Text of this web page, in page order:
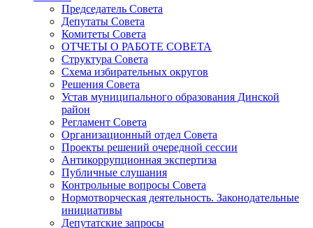
Председатель Совета
Депутаты Совета
Комитеты Совета
ОТЧЕТЫ О РАБОТЕ СОВЕТА
Структура Совета
Схема избирательных округов
Решения Совета
Устав муниципального образования Динской
район
Регламент Совета
Организационный отдел Совета
Проекты решений очередной сессии
Антикоррупционная экспертиза
Публичные слушания
Контрольные вопросы Совета
Нормотворческая деятельность. Законодательные
инициативы
Депутатские запросы